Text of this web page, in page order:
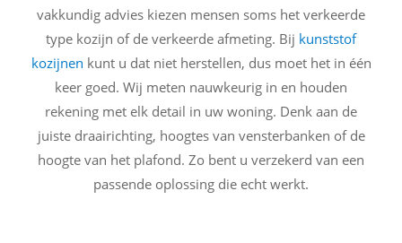
vakkundig advies kiezen mensen soms het verkeerde
type kozijn of de verkeerde afmeting. Bij kunststof
kozijnen kunt u dat niet herstellen, dus moet het in één
keer goed. Wij meten nauwkeurig in en houden
rekening met elk detail in uw woning. Denk aan de
juiste draairichting, hoogtes van vensterbanken of de
hoogte van het plafond. Zo bent u verzekerd van een
passende oplossing die echt werkt.